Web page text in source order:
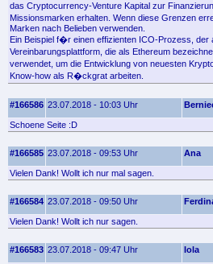
das Cryptocurrency-Venture Kapital zur
Missionsmarken erhalten. Wenn diese Grenzen
Marken nach Belieben verwenden.
Ein Beispiel f�r einen effizienten ICO-Prozess,
Vereinbarungsplattform, die als Ethereum
verwendet, um die Entwicklung von neuesten
Know-how als R�ckgrat arbeiten.
#166586 23.07.2018 - 10:03 Uhr
Schoene Seite :D
#166585 23.07.2018 - 09:53 Uhr Ana
Vielen Dank! Wollt ich nur mal sagen.
#166584 23.07.2018 - 09:50 Uhr
Vielen Dank! Wollt ich nur sagen.
#166583 23.07.2018 - 09:47 Uhr Iola